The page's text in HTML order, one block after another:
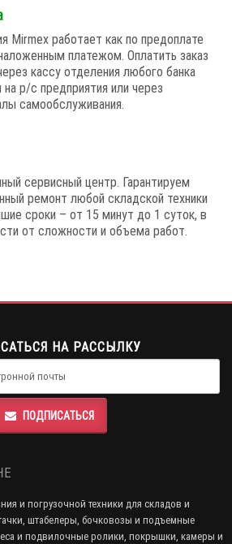
Mirmex работает как по предоплате
платежом. Оплатить заказ
кассу отделения любого банка
на р/с предприятия или через
самообслуживания.
сервисный центр. Гарантируем
ремонт любой складской техники
сроки – от 15 минут до 1 суток, в
от сложности и объема работ.
НА РАССЫЛКУ
ПОДПИСАТЬСЯ
и погрузочной техники для складов и
штабелеры, бочковозы и подъемные
и подвилочные ролики, покрышки, камеры и